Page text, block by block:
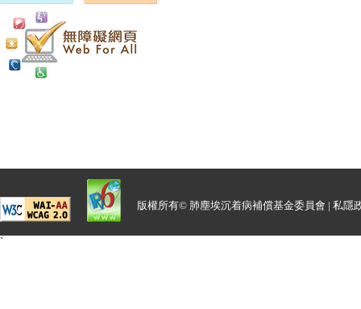
版權所有© 肺塵埃沉着病補償基金委員會 | 私隱
`